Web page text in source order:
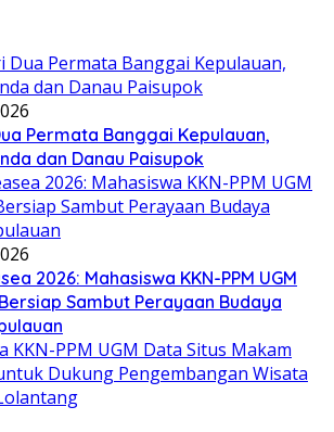
Permata Banggai Kepulauan,
dan Danau Paisupok
2026: Mahasiswa KKN-PPM UGM
Sambut Perayaan Budaya